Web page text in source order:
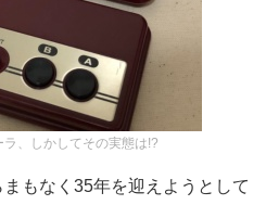
、しかしてその実態は!?
もなく35年を迎えようとして